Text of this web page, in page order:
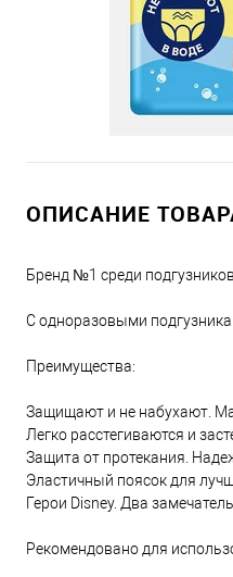
ОПИСАНИЕ
Бренд №1 среди
С одноразовыми
Преимущества:
Защищают и не набухают.
Легко расстегиваются и
Защита от протекания.
Эластичный поясок для
Герои Disney. Два
Рекомендовано для